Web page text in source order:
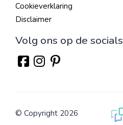
Cookieverklaring
Disclaimer
Volg ons op de socials
© Copyright 2026